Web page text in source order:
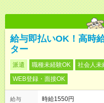
給与即払いOK！高時
ター
派遣 職種未経験OK 社会人未
WEB登録・面接OK
給与
時給1550円